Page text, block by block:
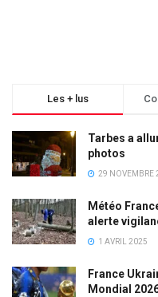
Les + lus
Tarbes a
photos
29 NOVEMBRE
Météo
alerte
1 AVRIL 2025
France
Mondial